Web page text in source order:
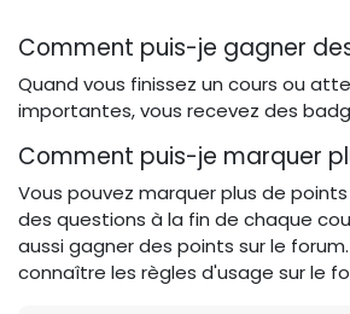
Comment puis-je gagner
Quand vous finissez un cours ou
importantes, vous recevez des
Comment puis-je marquer
Vous pouvez marquer plus de
des questions à la fin de chaque
aussi gagner des points sur le
connaître les règles d'usage sur le